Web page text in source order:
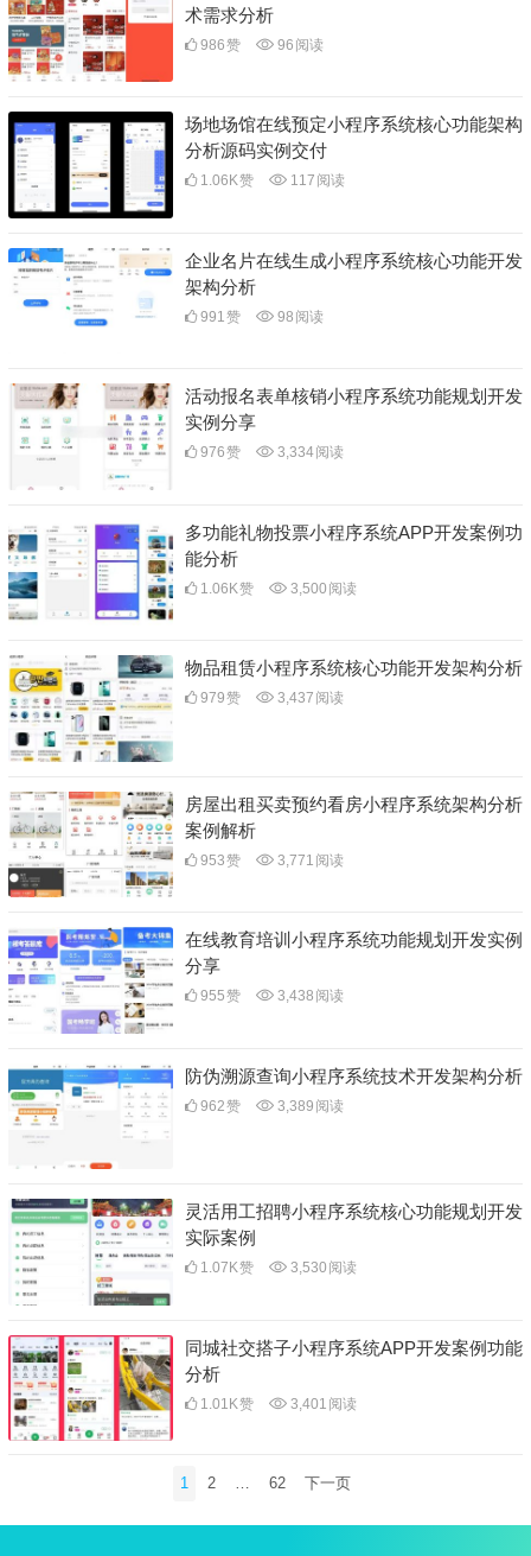
术需求分析
986赞 96 阅读
场地场馆在线预定小程序系统核心功能架构
分析源码实例交付
1.06K赞 117 阅读
企业名片在线生成小程序系统核心功能开发
架构分析
991赞 98 阅读
活动报名表单核销小程序系统功能规划开发
实例分享
976赞 3,334阅读
多功能礼物投票小程序系统APP开发案例功
能分析
1.06K赞 3,500 阅读
物品租赁小程序系统核心功能开发架构分析
979赞 3,437 阅读
房屋出租买卖预约看房小程序系统架构分析
案例解析
953赞 3,771 阅读
在线教育培训小程序系统功能规划开发实例
分享
955赞 3,438 阅读
防伪溯源查询小程序系统技术开发架构分析
962赞 3,389 阅读
灵活用工招聘小程序系统核心功能规划开发
实际案例
1.07K赞 3,530 阅读
同城社交搭子小程序系统APP开发案例功能
分析
1.01K赞 3,401 阅读
分
1 2 62 下一页